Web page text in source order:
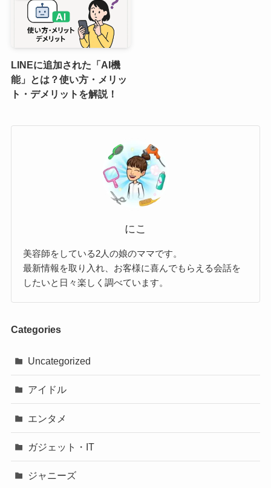
LINEに追加された「AI機
能」とは？使い方・メリッ
ト・デメリットを解説！
にこ
美容師をしている2人の娘のママです。
最新情報を取り入れ、お客様に喜んでもらえる会話を
したいと日々楽しく調べています。
Categories
Uncategorized
アイドル
エンタメ
ガジェット・IT
ジャニーズ